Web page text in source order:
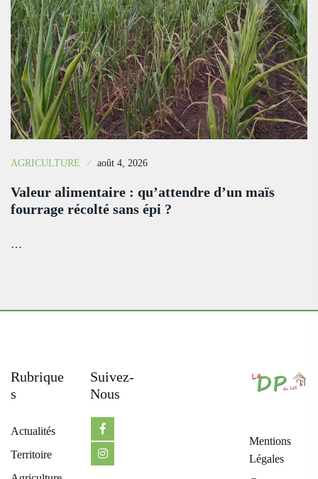
AGRICULTURE août 4, 2026
Valeur alimentaire : qu’attendre d’un maïs
fourrage récolté sans épi ?
…
Rubrique
S
Actualités
Territoire
Suivez-
Nous
Mentions
Légales